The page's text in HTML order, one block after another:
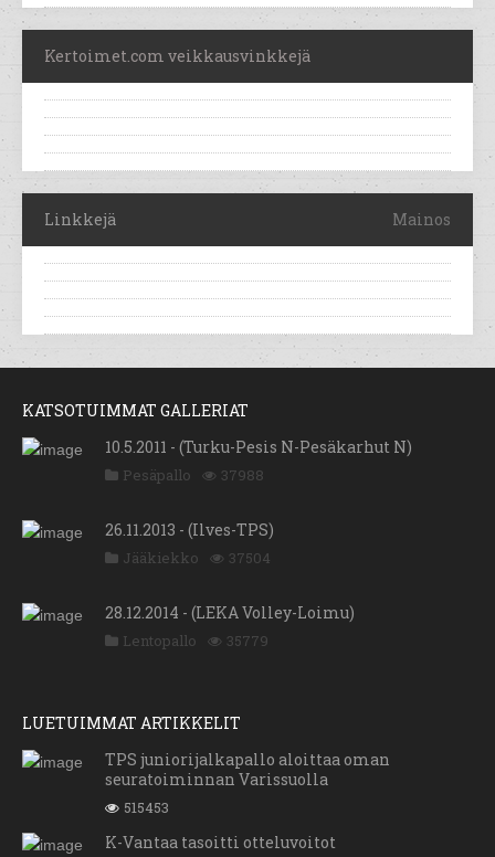
Kertoimet.com veikkausvinkkejä
Linkkejä Mainos
KATSOTUIMMAT GALLERIAT
10.5.2011 - (Turku-Pesis N-Pesäkarhut N)
Pesäpallo 37988
26.11.2013 - (Ilves-TPS)
Jääkiekko 37504
28.12.2014 - (LEKA Volley-Loimu)
Lentopallo 35779
LUETUIMMAT ARTIKKELIT
TPS juniorijalkapallo aloittaa oman
seuratoiminnan Varissuolla
515453
K-Vantaa tasoitti otteluvoitot